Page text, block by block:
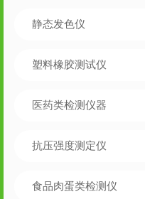
静态发色仪
塑料橡胶测试仪
医药类检测仪器
抗压强度测定仪
食品肉蛋类检测仪